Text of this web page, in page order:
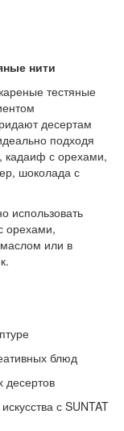
нити
тестяные
десертам
подходя
кадаиф с орехами,
шоколада с
использовать
орехами,
или в
блюд
десертов
с SUNTAT